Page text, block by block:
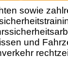
sowie
und